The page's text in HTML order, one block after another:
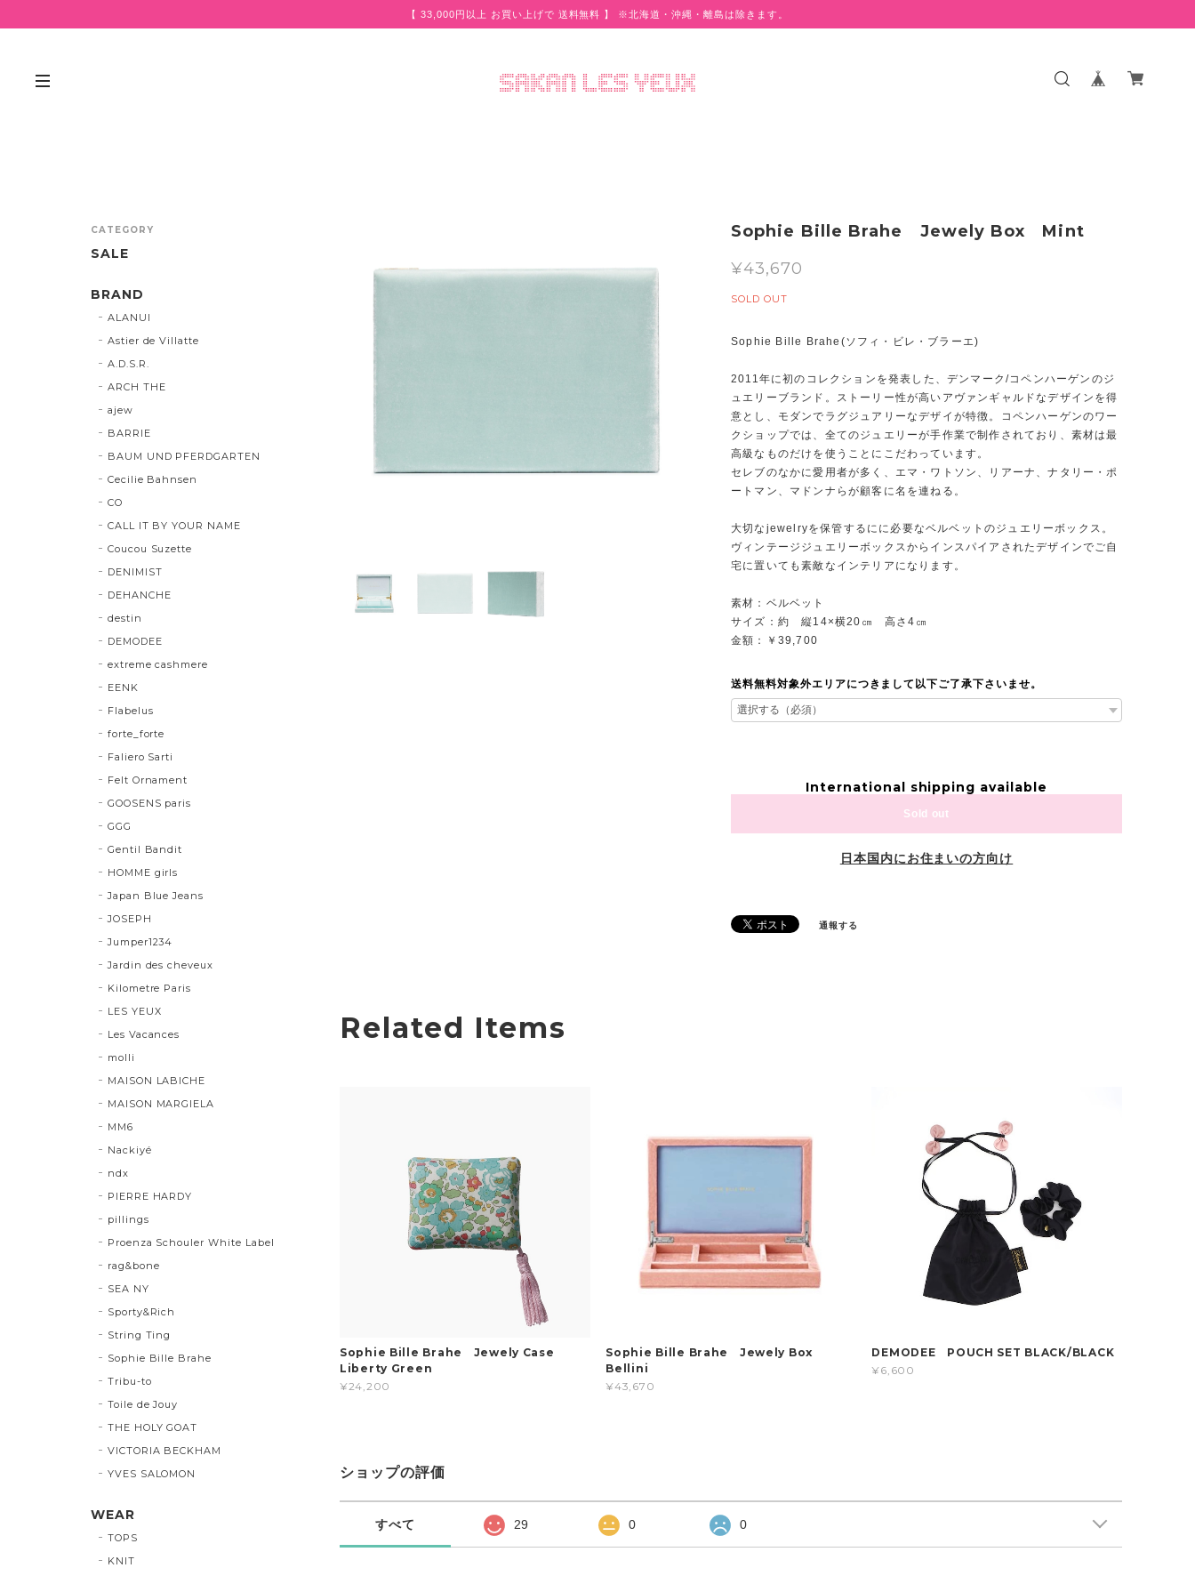
【 33,000円以上 お買い上げで 送料無料 】 ※北海道・沖縄・離島は除きます。
Sophie Bille Brahe Jewely Box Mint
¥43,670
SOLD OUT
Sophie Bille Brahe(ソフィ・ビレ・ブラーエ)
2011年に初のコレクションを発表した、デンマーク/コペンハーゲンのジ
ュエリーブランド。ストーリー性が高いアヴァンギャルドなデザインを得
意とし、モダンでラグジュアリーなデザイが特徴。コペンハーゲンのワー
クショップでは、全てのジュエリーが手作業で制作されており、素材は最
高級なものだけを使うことにこだわっています。
セレブのなかに愛用者が多く、エマ・ワトソン、リアーナ、ナタリー・ポ
ートマン、マドンナらが顧客に名を連ねる。
大切なjewelryを保管するにに必要なベルベットのジュエリーボックス。
ヴィンテージジュエリーボックスからインスパイアされたデザインでご自
宅に置いても素敵なインテリアになります。
素材：ベルベット
サイズ：約 縦14×横20㎝ 高さ4㎝
金額：￥39,700
送料無料対象外エリアにつきまして以下ご了承下さいませ。
International shipping available
Sold out
日本国内にお住まいの方向け
通報する
Related Items
Sophie Bille Brahe Jewely Case
Liberty Green
¥24,200
Sophie Bille Brahe Jewely Box
Bellini
¥43,670
DEMODEE POUCH SET BLACK/BLACK
¥6,600
ショップの評価
すべて 29 0 0
CATEGORY
SALE
BRAND
ALANUI
Astier de Villatte
A.D.S.R.
ARCH THE
ajew
BARRIE
BAUM UND PFERDGARTEN
Cecilie Bahnsen
CO
CALL IT BY YOUR NAME
Coucou Suzette
DENIMIST
DEHANCHE
destin
DEMODEE
extreme cashmere
EENK
Flabelus
forte_forte
Faliero Sarti
Felt Ornament
GOOSENS paris
GGG
Gentil Bandit
HOMME girls
Japan Blue Jeans
JOSEPH
Jumper1234
Jardin des cheveux
Kilometre Paris
LES YEUX
Les Vacances
molli
MAISON LABICHE
MAISON MARGIELA
MM6
Nackiyé
ndx
PIERRE HARDY
pillings
Proenza Schouler White Label
rag&bone
SEA NY
Sporty&Rich
String Ting
Sophie Bille Brahe
Tribu-to
Toile de Jouy
THE HOLY GOAT
VICTORIA BECKHAM
YVES SALOMON
WEAR
TOPS
KNIT